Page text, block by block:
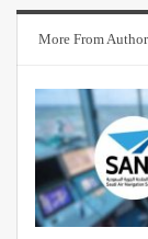
More From Author